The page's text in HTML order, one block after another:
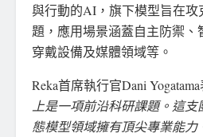
與行動的AI，旗下模型旨在
題，應用場景涵蓋自主防禦
穿戴設備及媒體領域等。
Reka首席執行官Dani Yogatama
上是一項前沿科研課題。這
態模型領域擁有頂尖專業能